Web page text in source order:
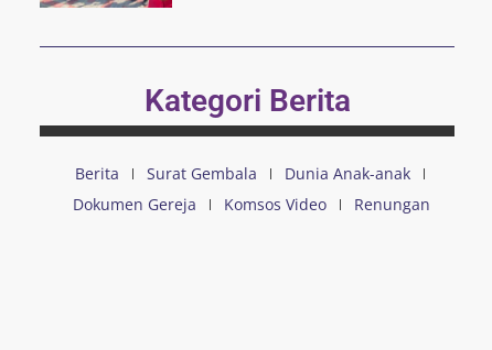
Kategori Berita
Berita Surat Gembala
Dunia Anak-anak
Dokumen Gereja
Komsos Video Renungan